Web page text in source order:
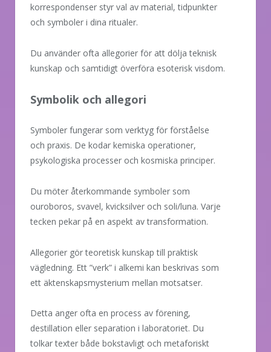
korrespondenser styr val av material, tidpunkter
och symboler i dina ritualer.
Du använder ofta allegorier för att dölja teknisk
kunskap och samtidigt överföra esoterisk visdom.
Symbolik och allegori
Symboler fungerar som verktyg för förståelse
och praxis. De kodar kemiska operationer,
psykologiska processer och kosmiska principer.
Du möter återkommande symboler som
ouroboros, svavel, kvicksilver och soli/luna. Varje
tecken pekar på en aspekt av transformation.
Allegorier gör teoretisk kunskap till praktisk
vägledning. Ett ”verk” i alkemi kan beskrivas som
ett äktenskapsmysterium mellan motsatser.
Detta anger ofta en process av förening,
destillation eller separation i laboratoriet. Du
tolkar texter både bokstavligt och metaforiskt